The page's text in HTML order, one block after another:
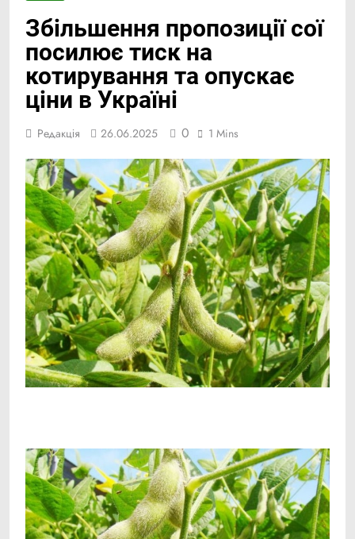
Збільшення пропозиції сої
посилює тиск на
котирування та опускає
ціни в Україні
Редакція 26.06.2025 0 1 Mins
Link